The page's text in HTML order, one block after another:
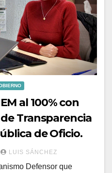
al 100% con
Transparencia
de Oficio.
LUIS SÁNCHEZ
Defensor que